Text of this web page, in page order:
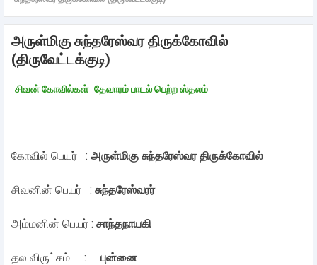
அருள்மிகு சுந்தரேஸ்வர திருக்கோவில்
(திருவேட்டக்குடி)
சிவன் கோவில்கள் தேவாரம் பாடல் பெற்ற ஸ்தலம்
கோவில் பெயர் : அருள்மிகு சுந்தரேஸ்வர திருக்கோவில்
சிவனின் பெயர் : சுந்தரேஸ்வரர்
அம்மனின் பெயர் : சாந்தநாயகி
தல விருட்சம் : புன்னை